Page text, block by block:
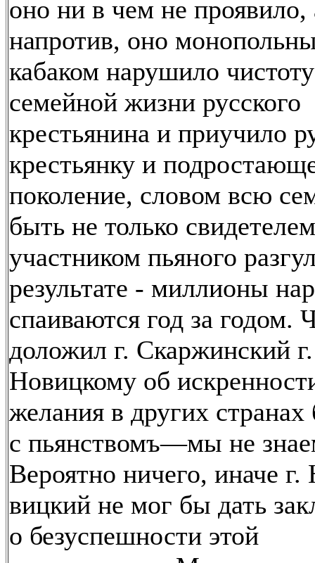
оно ни в чем не проявило,
напротив, оно
кабаком нарушило чистоту
семейной жизни русского
крестьянина и приучило
крестьянку и
поколение, словом всю
быть не только
участником пьяного
результате - миллионы
спаиваются год за годом.
доложил г. Скаржинский г.
Новицкому об
желания в других странах
с пьянствомъ—мы не
Вероятно ничего, иначе г.
вицкий не мог бы дать
о безуспешности этой